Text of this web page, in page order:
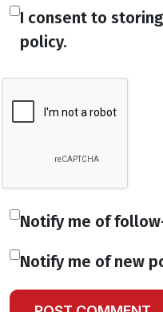
I consent to
policy.
Notify me of
Notify me of new